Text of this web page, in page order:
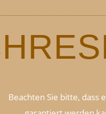
Beachten Sie bitte, dass